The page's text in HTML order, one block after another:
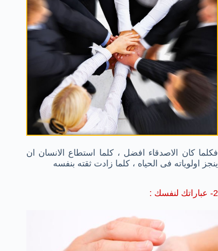
فكلما كان الاصدقاء افضل ، كلما استطاع الانسان ان
ينجز اولوياته فى الحياه ، كلما زادت ثقته بنفسه
2- عباراتك لنفسك :